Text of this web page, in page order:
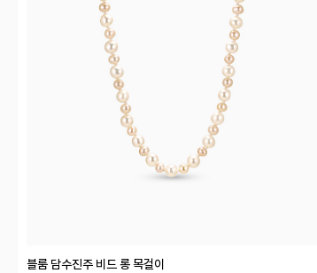
블룸 담수진주 비드 롱 목걸이